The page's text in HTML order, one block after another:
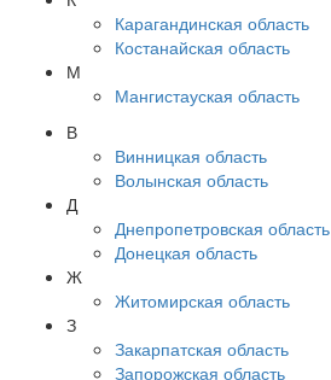
Карагандинская область
Костанайская область
М
Мангистауская область
В
Винницкая область
Волынская область
Д
Днепропетровская область
Донецкая область
Ж
Житомирская область
З
Закарпатская область
Запорожская область